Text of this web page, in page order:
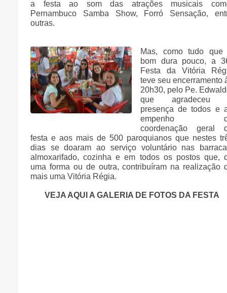
a festa ao som das atrações musicais
Pernambuco Samba Show, Forró Sensação,
outras.
Mas, como tudo que
bom dura pouco, a
Festa da Vitória
teve seu encerramento
20h30, pelo Pe.
que agradeceu
presença de todos e
empenho
coordenação geral
festa e aos mais de 500 paroquianos que nestes
dias se doaram ao serviço voluntário nas
almoxarifado, cozinha e em todos os postos que,
uma forma ou de outra, contribuíram na realização
mais uma Vitória Régia.
VEJA AQUI A GALERIA DE FOTOS DA FESTA